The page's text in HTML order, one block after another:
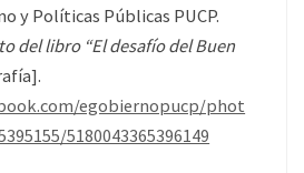
y Políticas Públicas PUCP.
del libro “El desafío del Buen
egobiernopucp/phot
5180043365396149